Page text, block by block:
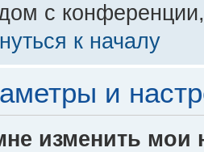
с
к началу
и
изменить мои